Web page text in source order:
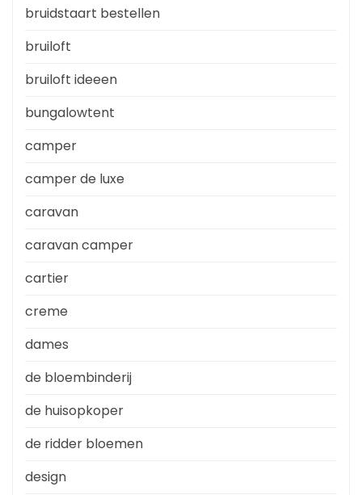
bruidstaart bestellen
bruiloft
bruiloft ideeen
bungalowtent
camper
camper de luxe
caravan
caravan camper
cartier
creme
dames
de bloembinderij
de huisopkoper
de ridder bloemen
design